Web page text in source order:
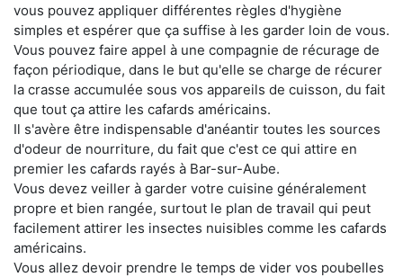
vous pouvez appliquer différentes règles d'hygiène
simples et espérer que ça suffise à les garder loin de vous.
Vous pouvez faire appel à une compagnie de récurage de
façon périodique, dans le but qu'elle se charge de récurer
la crasse accumulée sous vos appareils de cuisson, du fait
que tout ça attire les cafards américains.
Il s'avère être indispensable d'anéantir toutes les sources
d'odeur de nourriture, du fait que c'est ce qui attire en
premier les cafards rayés à Bar-sur-Aube.
Vous devez veiller à garder votre cuisine généralement
propre et bien rangée, surtout le plan de travail qui peut
facilement attirer les insectes nuisibles comme les cafards
américains.
Vous allez devoir prendre le temps de vider vos poubelles